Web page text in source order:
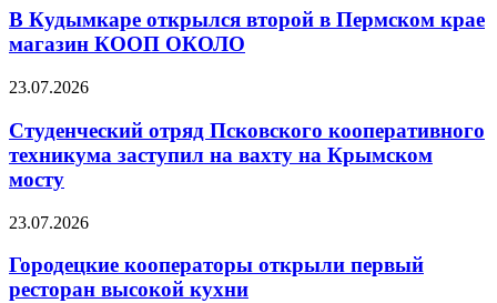
В Кудымкаре открылся второй в Пермском крае
магазин КООП ОКОЛО
23.07.2026
Студенческий отряд Псковского кооперативного
техникума заступил на вахту на Крымском
мосту
23.07.2026
Городецкие кооператоры открыли первый
ресторан высокой кухни